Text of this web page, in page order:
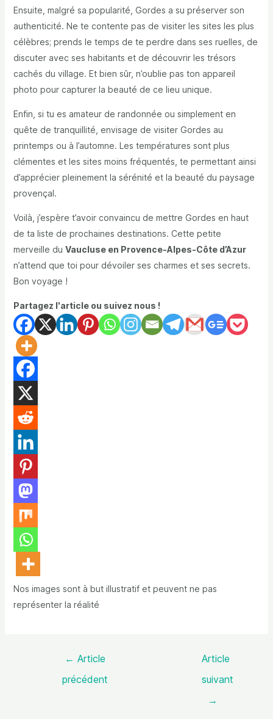
Ensuite, malgré sa popularité, Gordes a su préserver son
authenticité. Ne te contente pas de visiter les sites les plus
célèbres; prends le temps de te perdre dans ses ruelles, de
discuter avec ses habitants et de découvrir les trésors
cachés du village. Et bien sûr, n’oublie pas ton appareil
photo pour capturer la beauté de ce lieu unique.
Enfin, si tu es amateur de randonnée ou simplement en
quête de tranquillité, envisage de visiter Gordes au
printemps ou à l’automne. Les températures sont plus
clémentes et les sites moins fréquentés, te permettant ainsi
d’apprécier pleinement la sérénité et la beauté du paysage
provençal.
Voilà, j’espère t’avoir convaincu de mettre Gordes en haut
de ta liste de prochaines destinations. Cette petite
merveille du Vaucluse en Provence-Alpes-Côte d’Azur
n’attend que toi pour dévoiler ses charmes et ses secrets.
Bon voyage !
Partagez l'article ou suivez nous !
Nos images sont à but illustratif et peuvent ne pas
représenter la réalité
← Article
précédent
Article
suivant
→